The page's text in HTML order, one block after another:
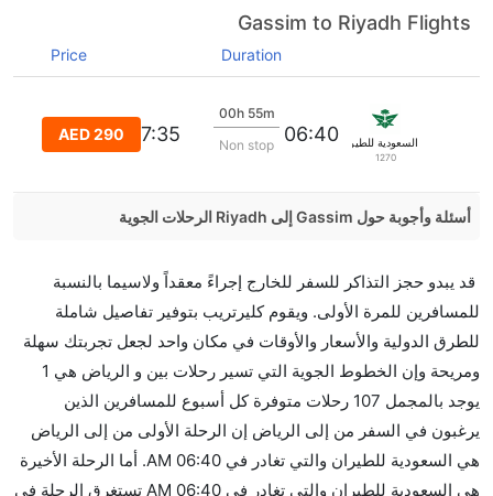
Gassim to Riyadh Flights
Duration
Price
السعودية للطيران
1270
06:40
00h 55m
Non stop
07:35
AED 290
أسئلة وأجوبة حول Gassim إلى Riyadh الرحلات الجوية
رحلة مباشرة من إلىالرياض مما تستغرقه الخطوط الجوية
الأخرى؟
نعم. توفر كل من Saudi Arabian Air أسرع رحلات الطيران
على هذا الطريق،
هل توفر شركات الطيران مساحة إضافية للنوم؟
كثير من خطوط طيران درجة رجال الأعمال توفر مساحة
إضافية للنوم.
قد يبدو حجز التذاكر للسفر للخارج إجراءً معقداً ولاسيما بالنسبة
للمسافرين للمرة الأولى. ويقوم كليرتريب بتوفير تفاصيل شاملة
للطرق الدولية والأسعار والأوقات في مكان واحد لجعل تجربتك سهلة
ومريحة وإن الخطوط الجوية التي تسير رحلات بين و الرياض هي 1
يوجد بالمجمل 107 رحلات متوفرة كل أسبوع للمسافرين الذين
يرغبون في السفر من إلى الرياض إن الرحلة الأولى من إلى الرياض
هي السعودية للطيران والتي تغادر في 06:40 AM. أما الرحلة الأخيرة
هي السعودية للطيران والتي تغادر في 06:40 AM تستغرق الرحلة في